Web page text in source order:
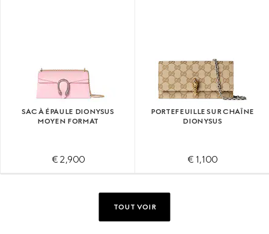
SAC À ÉPAULE DIONYSUS
MOYEN FORMAT
€ 2,900
PORTEFEUILLE SUR CHAÎNE
DIONYSUS
€ 1,100
TOUT VOIR